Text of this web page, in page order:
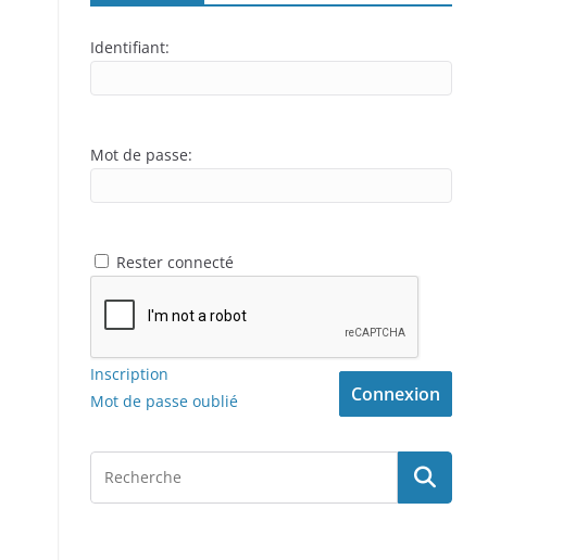
Identifiant:
Mot de passe:
Rester connecté
Connexion
Inscription
Mot de passe oublié